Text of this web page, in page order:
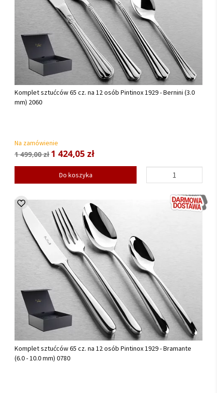
Komplet sztućców 65 cz. na 12 osób Pintinox 1929 - Bernini (3.0
mm) 2060
Na zamówienie
1 499,00 zł 1 424,05 zł
Do koszyka
Komplet sztućców 65 cz. na 12 osób Pintinox 1929 - Bramante
(6.0 - 10.0 mm) 0780